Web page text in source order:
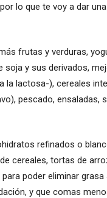
lo que te voy a dar
frutas y verduras,
soja y sus derivados,
la lactosa-), cereales
pescado, ensaladas,
refinados o
cereales, tortas de
poder eliminar
y que comas